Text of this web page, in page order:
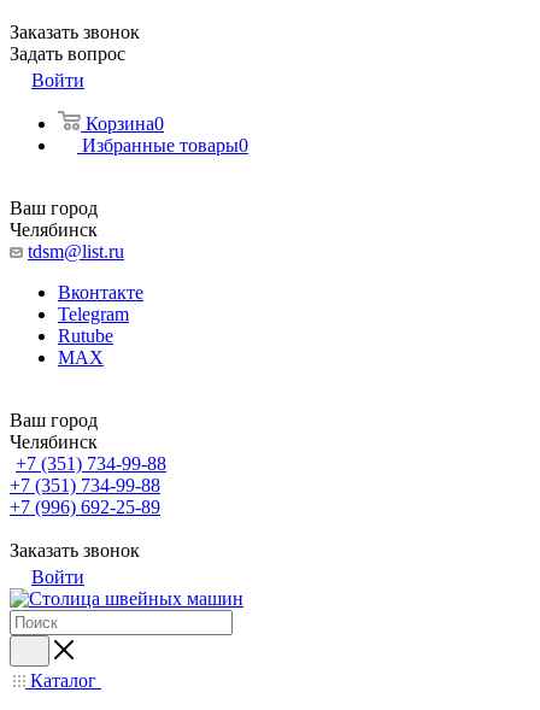
Заказать звонок
Задать вопрос
Войти
Корзина0
Избранные товары0
Ваш город
Челябинск
tdsm@list.ru
Вконтакте
Telegram
Rutube
MAX
Ваш город
Челябинск
+7 (351) 734-99-88
+7 (351) 734-99-88
+7 (996) 692-25-89
Заказать звонок
Войти
Каталог